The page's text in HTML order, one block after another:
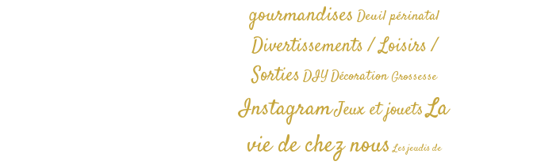
gourmandises Deuil périnatal
Divertissements / Loisirs /
SortiesDIYDécoration Grossesse
InstagramJeux et jouetsLa
vie de chez nous Les jeudis de